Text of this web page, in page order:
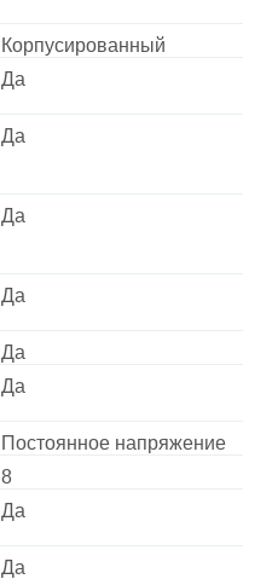
Корпусированный
Да
Да
Да
Да
Да
Да
Постоянное напряжение
8
Да
Да